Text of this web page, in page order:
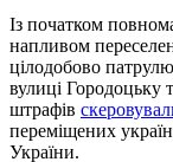
Із початком
напливом
цілодобово
вулиці Городоцьку
штрафів
переміщених
України.